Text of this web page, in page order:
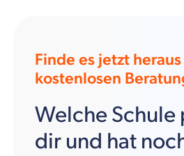
Finde es jetzt
kostenlosen
Welche Schule
dir und hat